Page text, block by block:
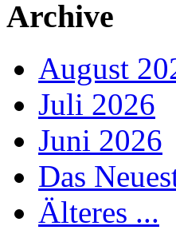
Archive
August
Juli 2026
Juni 2026
Das
Älteres ...